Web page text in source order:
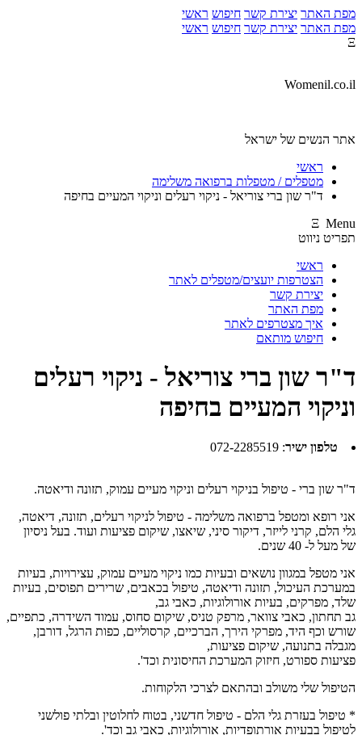
מפת האתר יצירת קשר חיפוש ראשי
מפת האתר יצירת קשר חיפוש ראשי
Ξ
Womenil.co.il
אתר הנשים של ישראל
ראשי
מטפלים / מטפלות ברפואה משלימה
ד"ר שון ברי צוריאל - ניקוי רעלים וניקוי המעיים בחיפה
Ξ Menu
תפריט ניווט
ראשי
הצטרפות יועצים/מטפלים לאתר
יצירת קשר
מפת האתר
איך מצטרפים לאתר
חיפוש מותאם
ד"ר שון ברי צוריאל - ניקוי רעלים
וניקוי המעיים בחיפה
טלפון ישיר:
072-2285519
ד"ר שון ברי - טיפול בניקוי רעלים וניקוי מעיים עמוק, תזונה ודיאטה.
אני רופא ומטפל ברפואה משלימה - טיפול לניקוי רעלים, תזונה, דיאטה,
גלי הלם, קרני לייזר, דיקור סיני, שיאצו, שיקום פציעות ועוד. בעל ניסיון
של מעל ל- 40 שנים.
אני מטפל במגוון נושאים ובעיות כמו ניקוי מעיים עמוק, עצירויות, בעיות
במערכת העיכול, תזונה ודיאטה, טיפול בכאבים, שרירים תפוסים, בעיות
שלד, מפרקים, בעיות אורולוגיות, כאבי גב,
גב תחתון, כאבי צוואר, מרפק טניס, שיקום סחוס, עמוד השידרה, כתפיים,
שורש וכף היד, מפרקי הירך, הברכיים, קרסוליים, כפות הרגל, דורבן,
מגבלה בתנועה, שיקום פציעות,
פציעות ספורט, חיזוק המערכת החיסונית וכד'.
הטיפול שלי משולב ובהתאם לצרכי הלקוחות.
* טיפול בעזרת גלי הלם - טיפול חדשני, בטוח לחלוטין ובלתי פולשני
לטיפול בבעיות אורתופדיות, אורולוגיות, כאבי גב וכד'.